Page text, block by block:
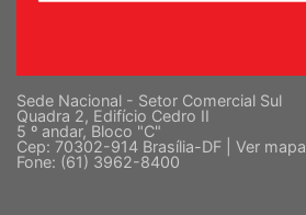
Sede Nacional - Setor Comercial Sul
Quadra 2, Edifício Cedro II
5 º andar, Bloco "C"
Cep: 70302-914 Brasília-DF | Ver mapa
Fone: (61) 3962-8400